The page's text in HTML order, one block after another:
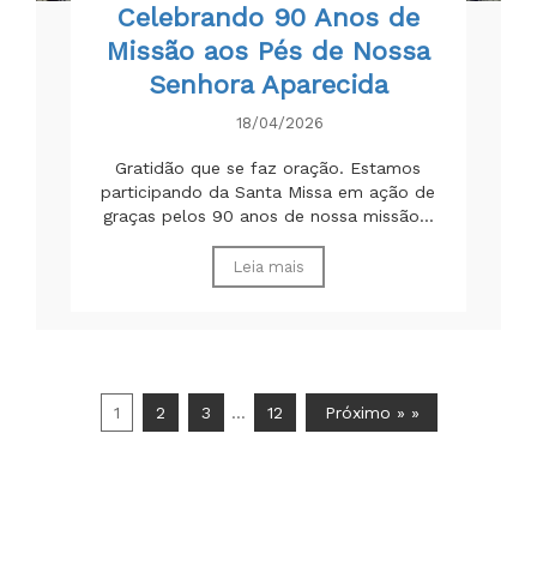
Celebrando 90 Anos de
Missão aos Pés de Nossa
Senhora Aparecida
18/04/2026
Gratidão que se faz oração. Estamos
participando da Santa Missa em ação de
graças pelos 90 anos de nossa missão...
Leia mais
1 2 3 … 12 Próximo » »